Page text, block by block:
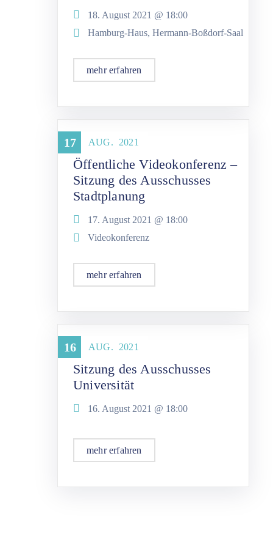
18. August 2021 @ 18:00
Hamburg-Haus, Hermann-Boßdorf-Saal
mehr erfahren
17 AUG. 2021
Stadtplanung
Öffentliche Videokonferenz –
Sitzung des Ausschusses
Stadtplanung
17. August 2021 @ 18:00
Videokonferenz
mehr erfahren
16 AUG. 2021
Universität
Sitzung des Ausschusses
Universität
16. August 2021 @ 18:00
mehr erfahren